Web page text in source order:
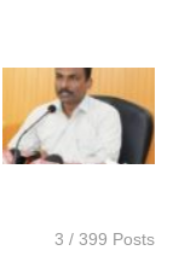
3 / 399 Posts